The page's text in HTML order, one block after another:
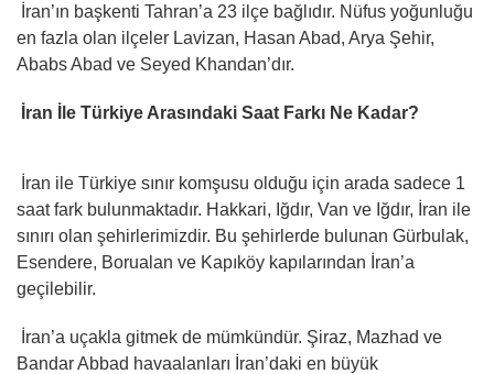
İran’ın başkenti Tahran’a 23 ilçe bağlıdır. Nüfus yoğunluğu
en fazla olan ilçeler Lavizan, Hasan Abad, Arya Şehir,
Ababs Abad ve Seyed Khandan’dır.
İran İle Türkiye Arasındaki Saat Farkı Ne Kadar?
İran ile Türkiye sınır komşusu olduğu için arada sadece 1
saat fark bulunmaktadır. Hakkari, Iğdır, Van ve Iğdır, İran ile
sınırı olan şehirlerimizdir. Bu şehirlerde bulunan Gürbulak,
Esendere, Borualan ve Kapıköy kapılarından İran’a
geçilebilir.
İran’a uçakla gitmek de mümkündür. Şiraz, Mazhad ve
Bandar Abbad havaalanları İran’daki en büyük